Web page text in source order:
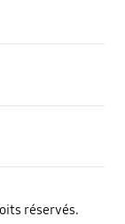
réservés.